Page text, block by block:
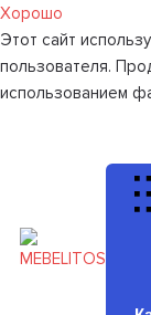
Хорошо
Этот сайт
пользователя.
использованием